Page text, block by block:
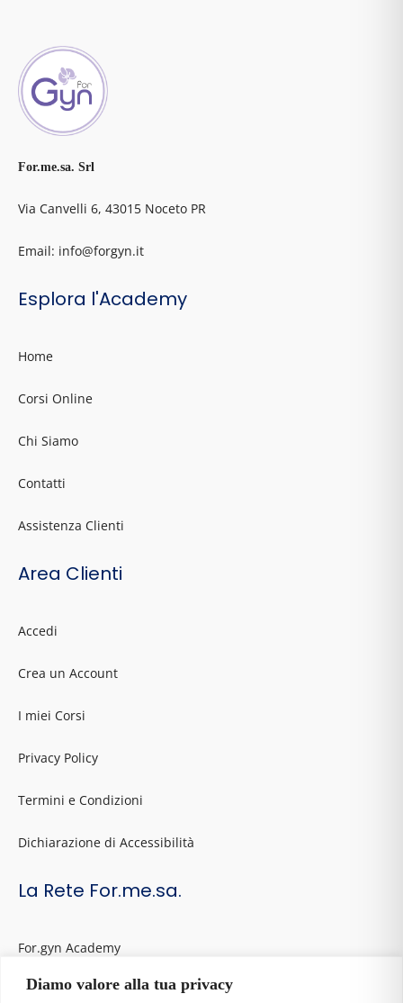
Diamo valore alla tua privacy
For.me.sa. Srl
Via Canvelli 6, 43015 Noceto PR
Email: info@forgyn.it
Esplora l'Academy
Home
Corsi Online
Chi Siamo
Contatti
Assistenza Clienti
Area Clienti
Accedi
Crea un Account
I miei Corsi
Privacy Policy
Termini e Condizioni
Dichiarazione di Accessibilità
La Rete For.me.sa.
For.gyn Academy
Forgyn: Cerca un professionista sanitario